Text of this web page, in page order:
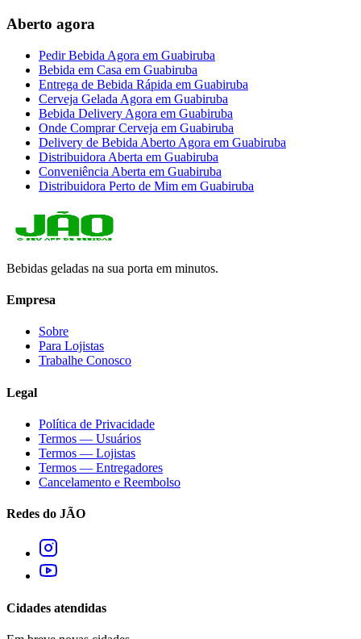
Aberto agora
Pedir Bebida Agora em Guabiruba
Bebida em Casa em Guabiruba
Entrega de Bebida Rápida em Guabiruba
Cerveja Gelada Agora em Guabiruba
Bebida Delivery Agora em Guabiruba
Onde Comprar Cerveja em Guabiruba
Delivery de Bebida Aberto Agora em Guabiruba
Distribuidora Aberta em Guabiruba
Conveniência Aberta em Guabiruba
Distribuidora Perto de Mim em Guabiruba
Bebidas geladas na sua porta em minutos.
Empresa
Sobre
Para Lojistas
Trabalhe Conosco
Legal
Política de Privacidade
Termos — Usuários
Termos — Lojistas
Termos — Entregadores
Cancelamento e Reembolso
Redes do JÃO
Cidades atendidas